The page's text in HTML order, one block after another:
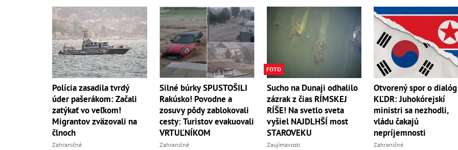
Polícia zasadila tvrdý
úder pašerákom: Začali
zatýkať vo veľkom!
Migrantov zväzovali na
člnoch
Zahraničné
Silné búrky SPUSTOŠILI
Rakúsko! Povodne a
zosuvy pôdy zablokovali
cesty: Turistov evakuovali
VRTUĽNÍKOM
Zahraničné
FOTO
Sucho na Dunaji odhalilo
zázrak z čias RÍMSKEJ
RÍŠE! Na svetlo sveta
vyšiel NAJDLHŠÍ most
STAROVEKU
Zaujímavosti
Otvorený spor o
KĽDR: Juhokórejskí
ministri sa nezhodli,
vládu čakajú
nepríjemnosti
Zahraničné